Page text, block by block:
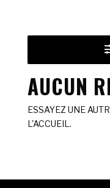
AUCUN
ESSAYEZ UNE
L'ACCUEIL.